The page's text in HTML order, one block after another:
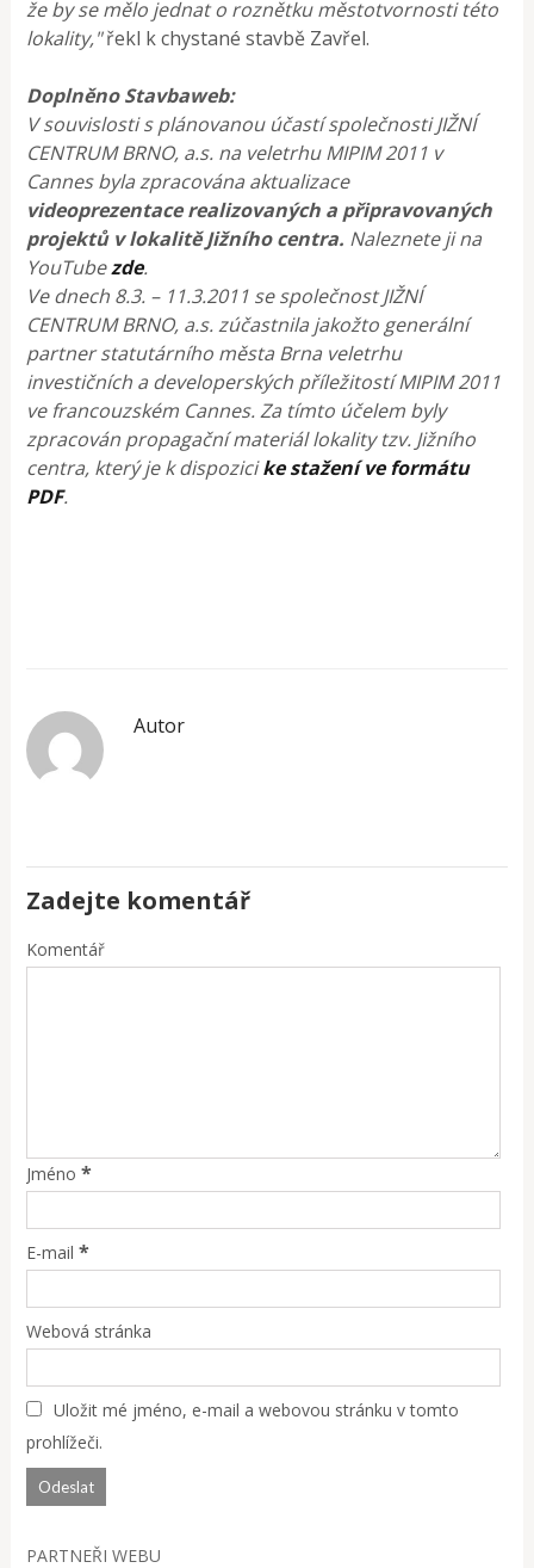
že by se mělo jednat o roznětku městotvornosti této
lokality,"řekl k chystané stavbě Zavřel.
Doplněno Stavbaweb:
V souvislosti s plánovanou účastí společnosti JIŽNÍ
CENTRUM BRNO, a.s. na veletrhu MIPIM 2011 v
Cannes byla zpracována aktualizace
videoprezentace realizovaných a připravovaných
projektů v lokalitě Jižního centra. Naleznete ji na
YouTubezde.
Ve dnech 8.3. – 11.3.2011 se společnost JIŽNÍ
CENTRUM BRNO, a.s. zúčastnila jakožto generální
partner statutárního města Brna veletrhu
investičních a developerských příležitostí MIPIM 2011
ve francouzském Cannes. Za tímto účelem byly
zpracován propagační materiál lokality tzv. Jižního
centra, který je k dispozicike stažení ve formátu
PDF.
Autor
Zadejte komentář
Komentář
Jméno *
E-mail *
Webová stránka
Uložit mé jméno, e-mail a webovou stránku v tomto
prohlížeči.
PARTNEŘI WEBU